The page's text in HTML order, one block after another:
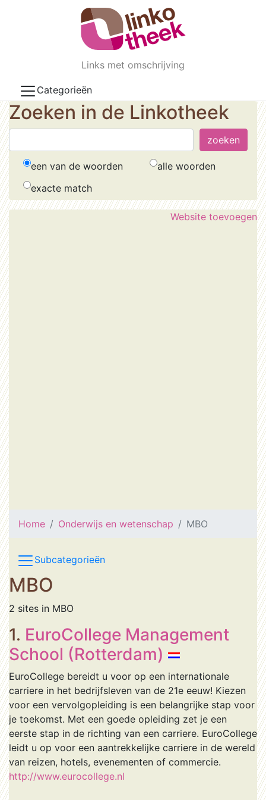
Skip to main content
Links met omschrijving
Categorieën
Zoeken in de Linkotheek
een van de woorden
alle woorden
exacte match
Website toevoegen
Home Onderwijs en wetenschap MBO
Subcategorieën
MBO
2 sites in MBO
1. EuroCollege Management
School (Rotterdam)
EuroCollege bereidt u voor op een internationale
carriere in het bedrijfsleven van de 21e eeuw! Kiezen
voor een vervolgopleiding is een belangrijke stap voor
je toekomst. Met een goede opleiding zet je een
eerste stap in de richting van een carriere. EuroCollege
leidt u op voor een aantrekkelijke carriere in de wereld
van reizen, hotels, evenementen of commercie.
http://www.eurocollege.nl